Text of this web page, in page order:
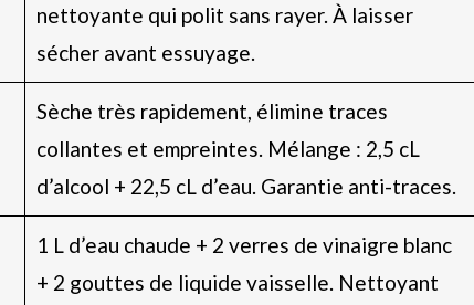
nettoyante qui polit sans rayer. À laisser
sécher avant essuyage.
Sèche très rapidement, élimine traces
collantes et empreintes. Mélange : 2,5 cL
d’alcool + 22,5 cL d’eau. Garantie anti-traces.
1 L d’eau chaude + 2 verres de vinaigre blanc
+ 2 gouttes de liquide vaisselle. Nettoyant